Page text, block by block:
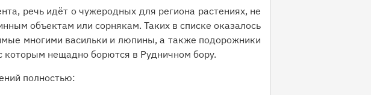
речь идёт о чужеродных для региона растениях, не
объектам или сорнякам. Таких в списке оказалось
многими васильки и люпины, а также подорожники
которым нещадно борются в Рудничном бору.
полностью: